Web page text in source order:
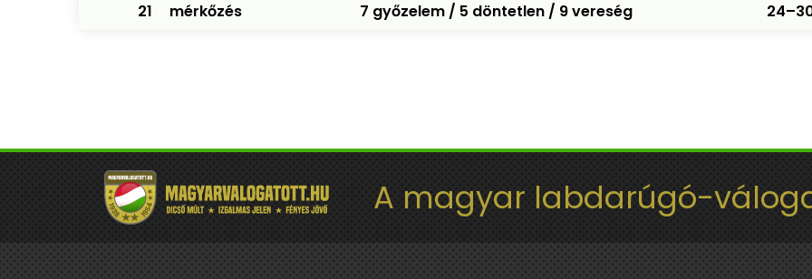
21 mérkőzés 7 győzelem / 5 döntetlen / 9 vereség
A magyar labdarúgó-